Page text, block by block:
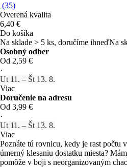
(35)
Overená kvalita
6,40 €
Do košíka
Na sklade > 5 ks, doručíme ihneďNa
Osobný odber
Od 2,59 €
·
Ut 11. – Št 13. 8.
Viac
Doručenie na adresu
Od 3,99 €
·
Ut 11. – Št 13. 8.
Viac
Poznáte tú rovnicu, kedy je rast počtu
úmerný klesaniu dostatku miesta?
pomôže v boji s neorganizovaným